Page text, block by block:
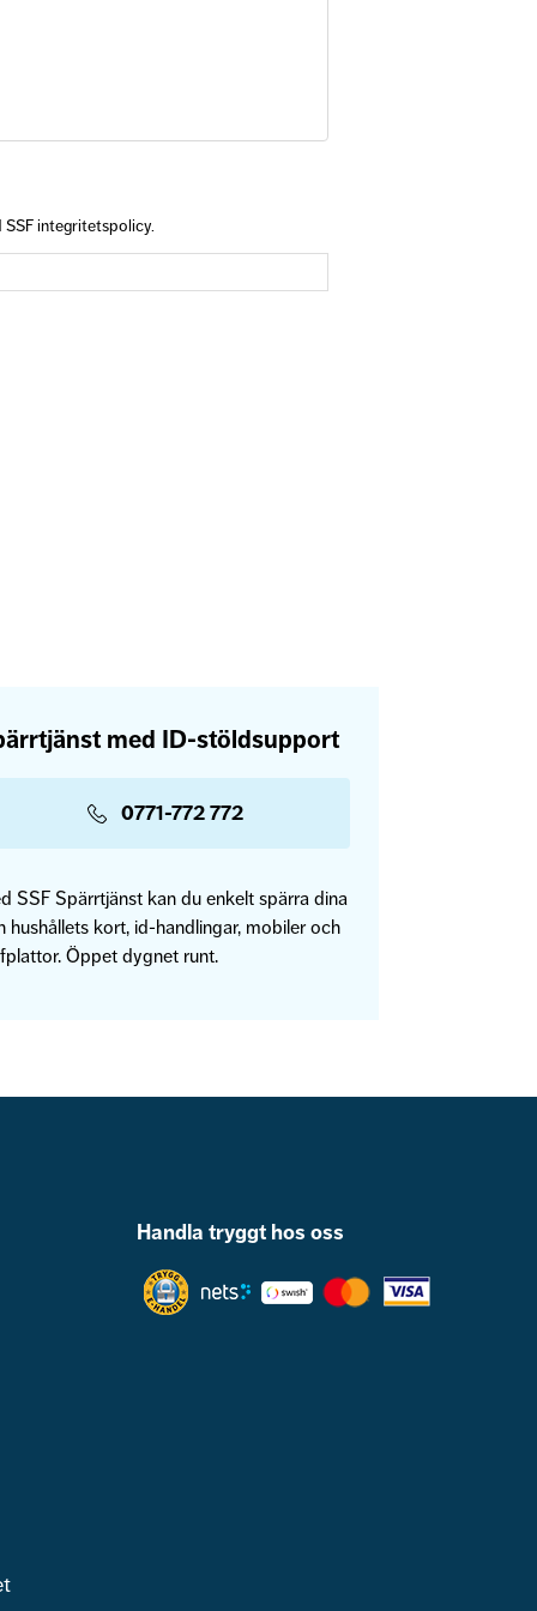
integritetspolicy.
med ID-stöldsupport
0771-772 772
SSF Spärrtjänst kan du enkelt spärra dina
hushållets kort, id-handlingar, mobiler och
Öppet dygnet runt.
Handla tryggt hos oss